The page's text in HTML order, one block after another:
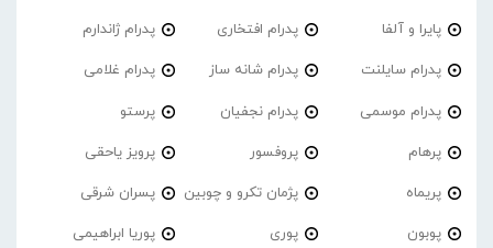
پایرا و آلفا پدرام افتخاری پدرام ژاندارم
پدرام‌ سایلنت پدرام شانه ساز پدرام غلامی
پدرام موسمی پدرام نجفیان پرستو
پرهام پروفسور پرویز یاحقی
پریماه پژمان تکرو و چوبین پسران شرقی
پوبون پوری پوریا ابراهیمی